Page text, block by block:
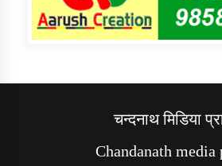
चन्दनाथ मिडिया
Chandanath media